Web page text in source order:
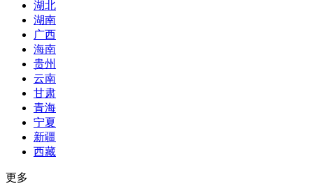
湖北
湖南
广西
海南
贵州
云南
甘肃
青海
宁夏
新疆
西藏
更多